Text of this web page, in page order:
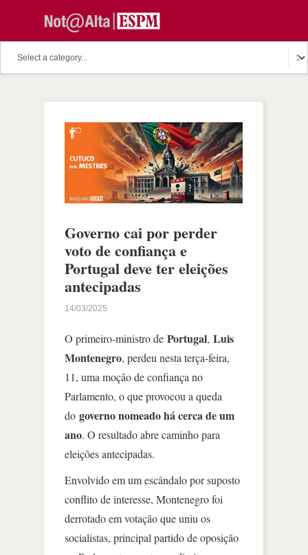
Governo cai por perder
voto de confiança e
Portugal deve ter eleições
antecipadas
14/03/2025
O primeiro-ministro de Portugal, Luis
Montenegro, perdeu nesta terça-feira,
11, uma moção de confiança no
Parlamento, o que provocou a queda
do governo nomeado há cerca de um
ano. O resultado abre caminho para
eleições antecipadas.
Envolvido em um escândalo por suposto
conflito de interesse, Montenegro foi
derrotado em votação que uniu os
socialistas, principal partido de oposição